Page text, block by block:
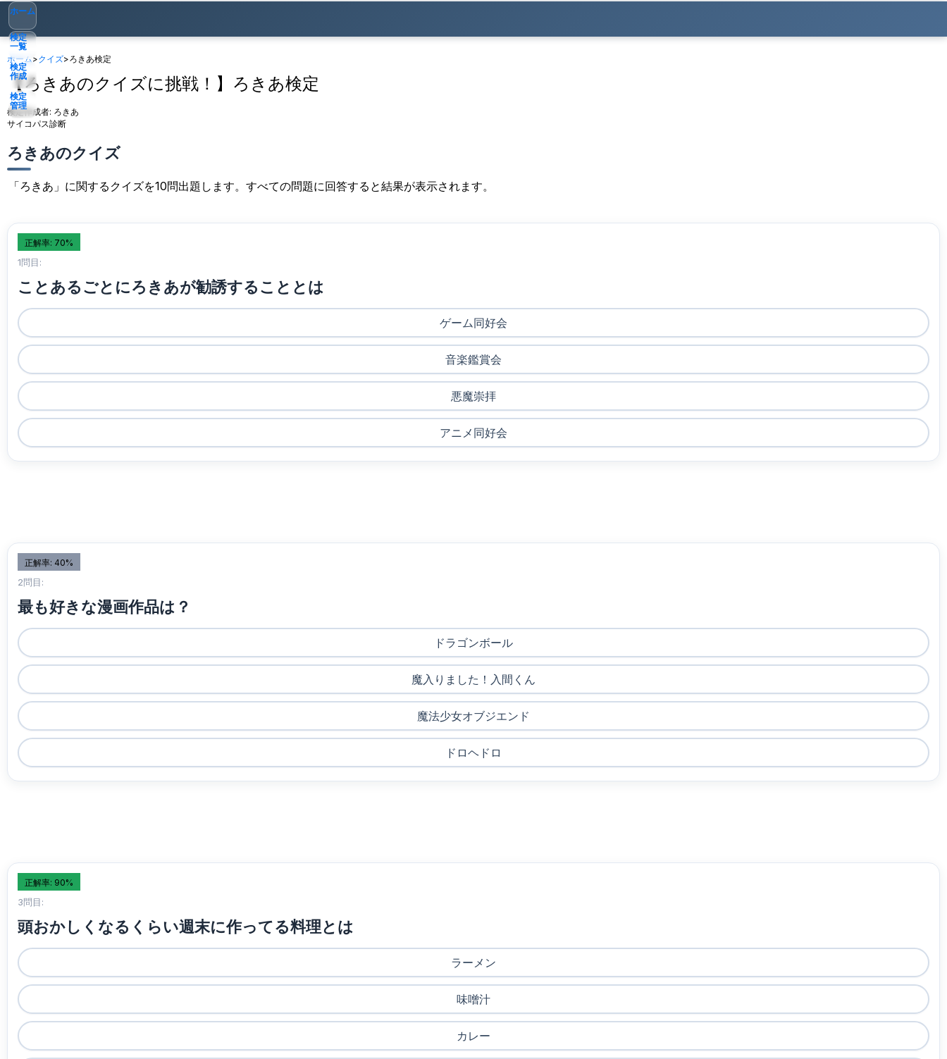
ホーム
検定
一覧
検定
作成
検定
管理
ゲスト
ホーム>クイズ>ろきあ検定
【ろきあのクイズに挑戦！】ろきあ検定
検定作成者: ろきあ
サイコパス診断
ろきあのクイズ
「ろきあ」に関するクイズを10問出題します。すべての問題に回答すると結果が表示されます。
正解率: 70%
1問目:
ことあるごとにろきあが勧誘することとは
ゲーム同好会
音楽鑑賞会
悪魔崇拝
アニメ同好会
正解率: 40%
2問目:
最も好きな漫画作品は？
ドラゴンボール
魔入りました！入間くん
魔法少女オブジエンド
ドロヘドロ
正解率: 90%
3問目:
頭おかしくなるくらい週末に作ってる料理とは
ラーメン
味噌汁
カレー